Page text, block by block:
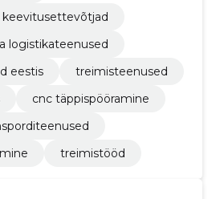
keevitusettevõtjad
logistikateenused
eestis
treimisteenused
cnc täppispööramine
treimistööd